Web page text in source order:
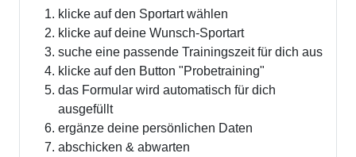
klicke auf den Sportart wählen
klicke auf deine Wunsch-Sportart
suche eine passende Trainingszeit für dich aus
klicke auf den Button "Probetraining"
das Formular wird automatisch für dich
ausgefüllt
ergänze deine persönlichen Daten
abschicken & abwarten